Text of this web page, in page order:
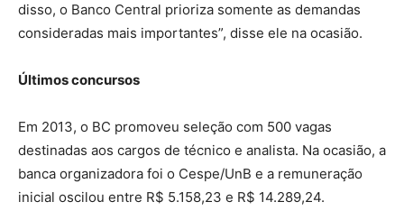
disso, o Banco Central prioriza somente as demandas
consideradas mais importantes”, disse ele na ocasião.
Últimos concursos
Em 2013, o BC promoveu seleção com 500 vagas
destinadas aos cargos de técnico e analista. Na ocasião, a
banca organizadora foi o Cespe/UnB e a remuneração
inicial oscilou entre R$ 5.158,23 e R$ 14.289,24.